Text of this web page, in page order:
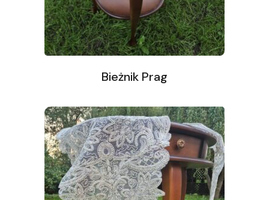
Bieżnik Prag